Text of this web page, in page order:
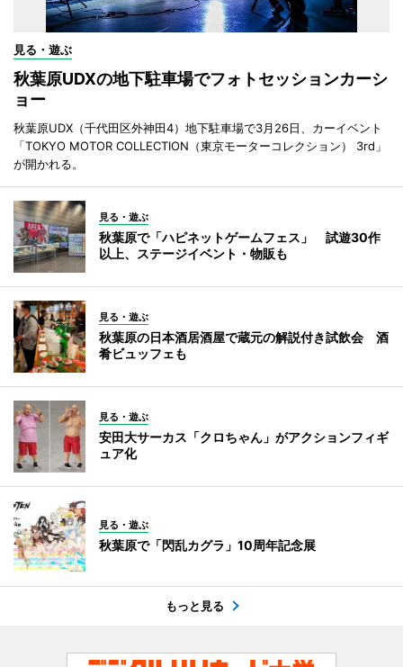
見る・遊ぶ
秋葉原UDXの地下駐車場でフォトセッションカーシ
ョー
秋葉原UDX（千代田区外神田4）地下駐車場で3月26日、カーイベント
「TOKYO MOTOR COLLECTION（東京モーターコレクション） 3rd」
が開かれる。
見る・遊ぶ
秋葉原で「ハピネットゲームフェス」 試遊30作
以上、ステージイベント・物販も
見る・遊ぶ
秋葉原の日本酒居酒屋で蔵元の解説付き試飲会 酒
肴ビュッフェも
見る・遊ぶ
安田大サーカス「クロちゃん」がアクションフィギ
ュア化
見る・遊ぶ
秋葉原で「閃乱カグラ」10周年記念展
もっと見る